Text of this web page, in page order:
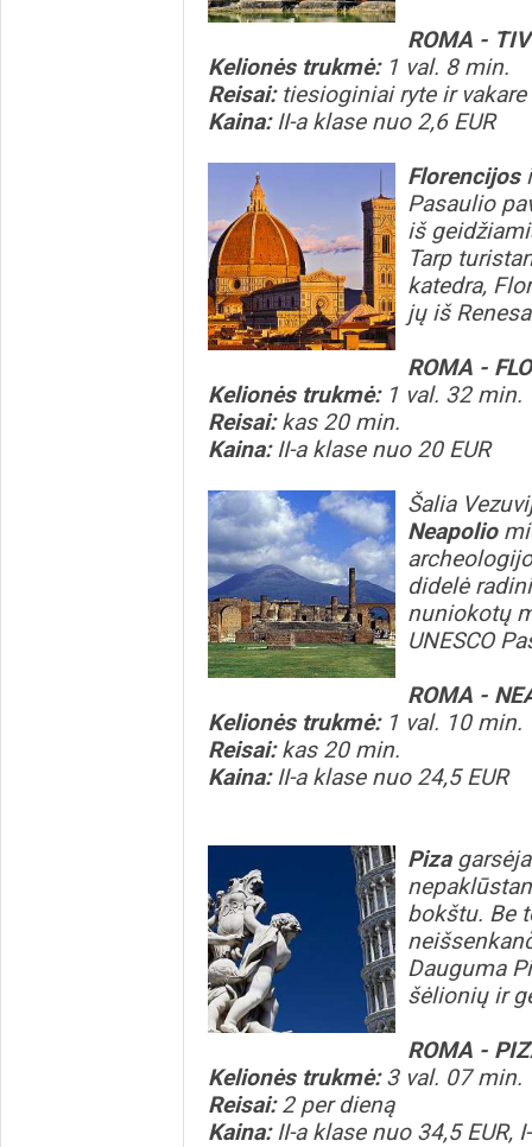
ROMA -
Kelionės trukmė:1 val. 8 min.
Reisai:tiesioginiai ryte ir vakare
Kaina:II-a klase nuo 2,6 EUR
Florencijos
Pasaulio
iš
Tarp
katedra,
jų iš
ROMA -
Kelionės trukmė:1 val. 32 min.
Reisai:kas 20 min.
Kaina:II-a klase nuo 20 EUR
Šalia
Neapolio
didelė
nuniokotų
UNESCO
ROMA -
Kelionės trukmė:1 val. 10 min.
Reisai:kas 20 min.
Kaina:II-a klase nuo 24,5 EUR
Piza
bokštu. Be
Dauguma
šėlionių ir
ROMA -
Kelionės trukmė:3 val. 07 min.
Reisai:2 per dieną
Kaina:II-a klase nuo 34,5 EUR,